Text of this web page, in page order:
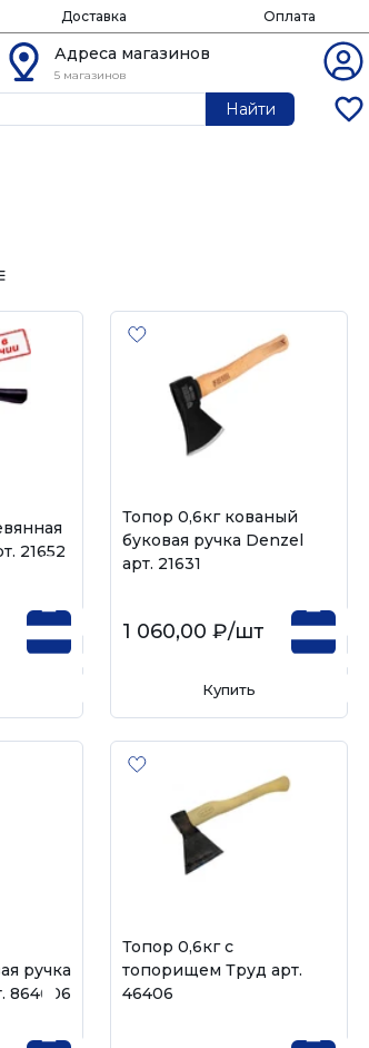
Доставка Оплата
Адреса магазинов
5 магазинов
Найти
21652
Топор 0,6кг кованый
буковая ручка Denzel
арт. 21631
1 060,00 ₽/шт
Купить
ручка
864606
Топор 0,6кг с
топорищем Труд арт.
46406